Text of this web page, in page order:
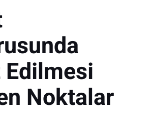
Noktalar